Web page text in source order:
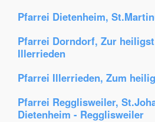
Pfarrei Dietenheim,
Pfarrei Dorndorf, Zur
Illerrieden
Pfarrei Illerrieden, Zum
Pfarrei Regglisweiler,
Dietenheim - Regglisweiler